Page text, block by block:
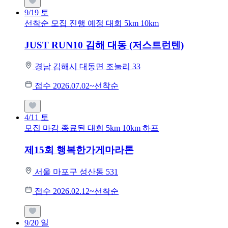
9/19 토
선착순 모집 진행 예정 대회 5km 10km
JUST RUN10 김해 대동 (저스트런텐)
경남 김해시 대동면 조눌리 33
접수 2026.07.02~선착순
4/11 토
모집 마감 종료된 대회 5km 10km 하프
제15회 행복한가게마라톤
서울 마포구 성산동 531
접수 2026.02.12~선착순
9/20 일